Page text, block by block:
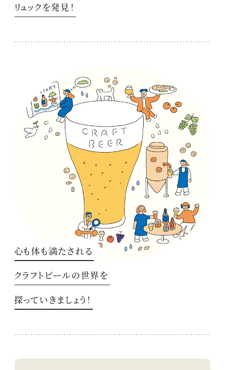
リュックを発見！
心も体も満たされる
クラフトビールの世界を
探っていきましょう！